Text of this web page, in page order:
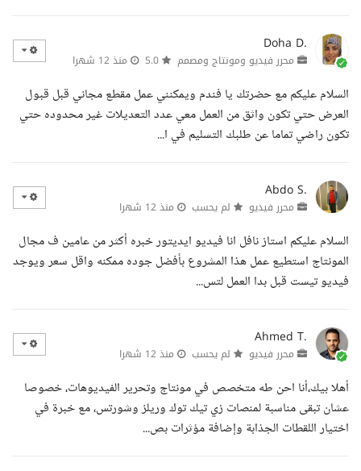
Doha D.
محرر فيديو ومونتاج ومصمم منذ 12 شهرا
السلام عليكم مع حضرتك يا فندم ويمكنني عمل مقطع مجاني قبل قبول
العرض حتي تكون واثق من العمل معي عدد التعديلات غير محدوده حتي
تكون راضي تماما عن طلبك التسليم في ا...
Abdo S.
محرر فيديو لم يحسب منذ 12 شهرا
السلام عليكم استاز نافل انا فيديو ايديتور خبره أكثر من عامين ف مجال
المونتاج استطيع عمل هذا المشروع بأفضل جوده ممكنه واقل سعر ويوجد
فيديو تيست قبل بدا العمل لتس...
Ahmed T.
محرر فيديو لم يحسب منذ 12 شهرا
أهلا بيك،أنا احن طه متخصص في مونتاج وتحرير الفيديوهات، خصوصا
عشان تبقى مناسبة لمنصات زي تيك توك وريلز وشورتس، مع خبرة في
اختيار اللقطات الجذابة وإضافة مؤثرات بص...